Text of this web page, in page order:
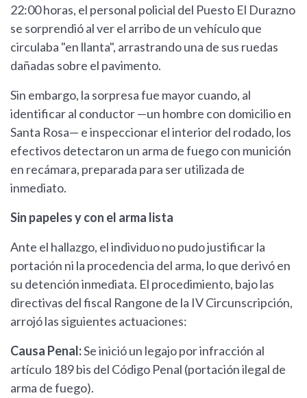
22:00 horas, el personal policial del Puesto El Durazno
se sorprendió al ver el arribo de un vehículo que
circulaba "en llanta", arrastrando una de sus ruedas
dañadas sobre el pavimento.
Sin embargo, la sorpresa fue mayor cuando, al
identificar al conductor —un hombre con domicilio en
Santa Rosa— e inspeccionar el interior del rodado, los
efectivos detectaron un arma de fuego con munición
en recámara, preparada para ser utilizada de
inmediato.
Sin papeles y con el arma lista
Ante el hallazgo, el individuo no pudo justificar la
portación ni la procedencia del arma, lo que derivó en
su detención inmediata. El procedimiento, bajo las
directivas del fiscal Rangone de la IV Circunscripción,
arrojó las siguientes actuaciones:
Causa Penal:Se inició un legajo por infracción al
artículo 189 bis del Código Penal (portación ilegal de
arma de fuego).